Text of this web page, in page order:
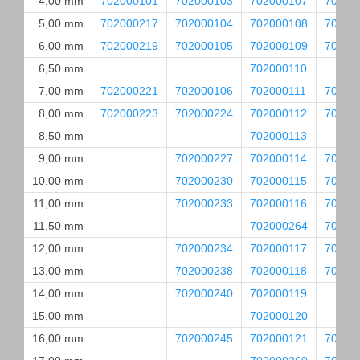
5,00 mm
702000217 702000104 702000108
6,00 mm
702000219 702000105 702000109
6,50 mm
702000110
7,00 mm
702000221 702000106 702000111
8,00 mm
702000223 702000224 702000112
8,50 mm
702000113
9,00 mm
702000227 702000114
10,00 mm
702000230 702000115
11,00 mm
702000233 702000116
11,50 mm
702000264
12,00 mm
702000234 702000117
13,00 mm
702000238 702000118
14,00 mm
702000240
702000119
15,00 mm
702000120
16,00 mm
702000245 702000121